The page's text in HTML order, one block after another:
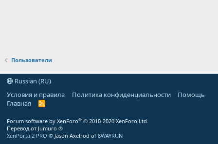
Пользователи
Russian (RU)
Условия и правила
Политика конфиденциальности
Помощь
Главная
R
Forum software by XenForo® © 2010-2020 XenForo Ltd.
Перевод от Jumuro ®
XenPorta 2 PRO © Jason Axelrod of 8WAYRUN